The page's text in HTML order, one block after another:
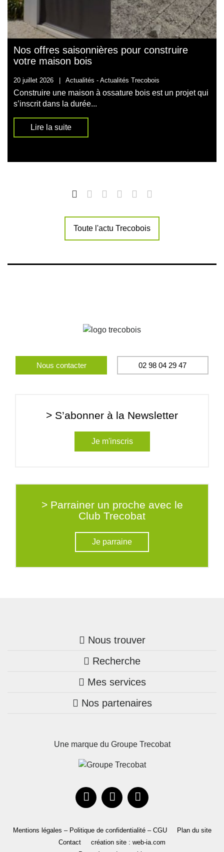
Nos offres saisonnières pour construire
votre maison bois
20 juillet 2026 Actualités - Actualités Trecobois
Construire une maison à ossature bois est un projet qui
s’inscrit dans la durée...
Lire la suite
Toute l'actu Trecobois
Nous contacter 02 98 04 29 47
> S’abonner à la Newsletter
Je m'inscris
> Parrainer un proche avec le
Club Trecobat
Je parraine
Nous trouver
Trouver une agence
Bretagne
Pays de la Loire
Occitanie
Recherche
Nos annonces
Maison + terrain
Mes services
Mon compte Trecobois
Parrainez un proche!
Nos partenaires
Une marque du Groupe Trecobat
Mentions légales – Politique de confidentialité – CGU
Plan du site
Contact
création site : web-ia.com